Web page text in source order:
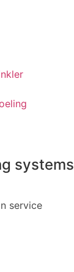
systems
service